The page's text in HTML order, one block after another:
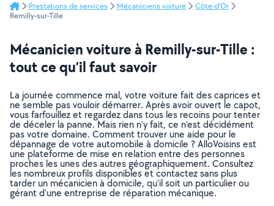
Prestations de services Mécaniciens voiture
Côte-d'Or
Remilly-sur-Tille
Mécanicien voiture à Remilly-sur-Tille :
tout ce qu’il faut savoir
La journée commence mal, votre voiture fait des caprices et
ne semble pas vouloir démarrer. Après avoir ouvert le capot,
vous farfouillez et regardez dans tous les recoins pour tenter
de déceler la panne. Mais rien n’y fait, ce n’est décidément
pas votre domaine. Comment trouver une aide pour le
dépannage de votre automobile à domicile ? AlloVoisins est
une plateforme de mise en relation entre des personnes
proches les unes des autres géographiquement. Consultez
les nombreux profils disponibles et contactez sans plus
tarder un mécanicien à domicile, qu’il soit un particulier ou
gérant d’une entreprise de réparation mécanique.